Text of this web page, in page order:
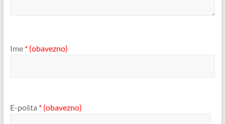
Ime * (obavezno)
E-pošta * (obavezno)